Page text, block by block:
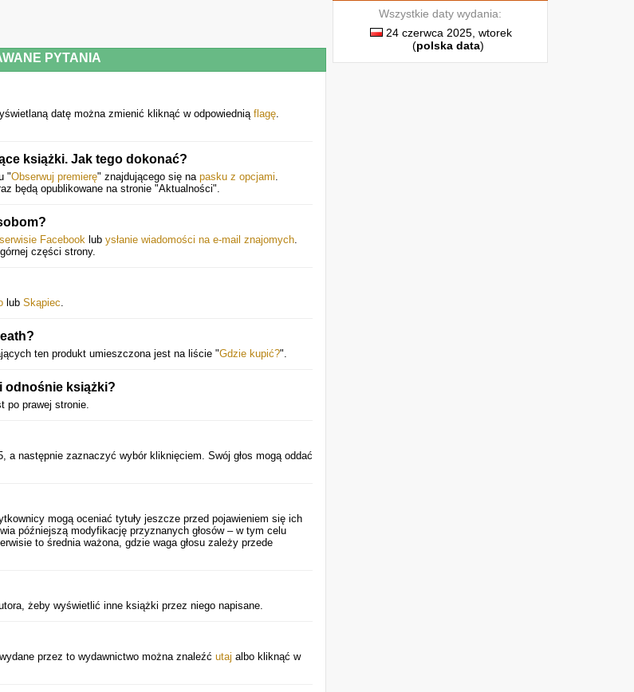
od wydawcy.
PYTANIA
datę można zmienić kliknąć w odpowiedniąflagę.
książki. Jak tego dokonać?
"Obserwuj premierę" znajdującego się na pasku z opcjami.
będą opublikowane na stronie "Aktualności".
Facebook lub ysłanie wiadomości na e-mail znajomych.
części strony.
lub Skąpiec.
ten produkt umieszczona jest na liście "Gdzie kupić?".
odnośnie książki?
po prawej stronie.
a następnie zaznaczyć wybór kliknięciem. Swój głos mogą oddać
mogą oceniać tytuły jeszcze przed pojawieniem się ich
późniejszą modyfikację przyznanych głosów – w tym celu
to średnia ważona, gdzie waga głosu zależy przede
żeby wyświetlić inne książki przez niego napisane.
przez to wydawnictwo można znaleźć utaj albo kliknąć w
Wszystkie daty wydania:
24 czerwca 2025, wtorek
(polska data)